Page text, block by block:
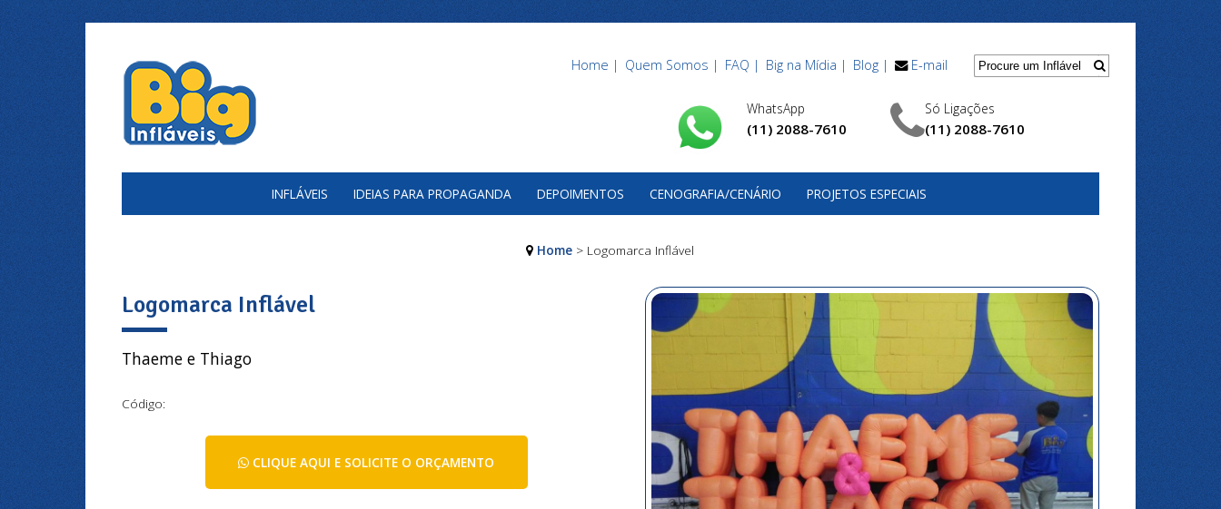
Home | Quem Somos | FAQ | Big na Mídia | Blog | E-mail
Só Ligações
(11) 2088-7610
WhatsApp
(11) 2088-7610
INFLÁVEIS IDEIAS PARA PROPAGANDA DEPOIMENTOS CENOGRAFIA/CENÁRIO PROJETOS ESPECIAIS
Home > Logomarca Inflável
Logomarca Inflável
Thaeme e Thiago
Código:
CLIQUE AQUI E SOLICITE O ORÇAMENTO